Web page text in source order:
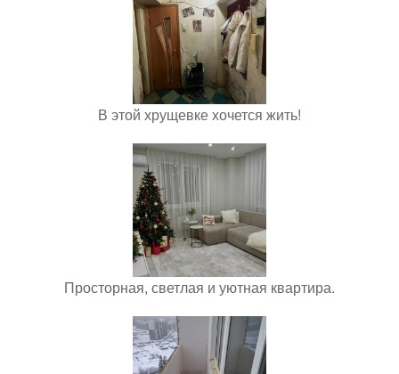
В этой хрущевке хочется жить!
Просторная, светлая и уютная квартира.